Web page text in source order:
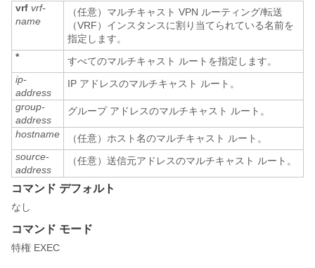
vrf vrf-
name
（任意）マルチキャスト VPN ルーティング/転送
（VRF）インスタンスに割り当てられている名前を
指定します。
*
すべてのマルチキャスト ルートを指定します。
ip-
address
IP アドレスのマルチキャスト ルート。
group-
address
グループ アドレスのマルチキャスト ルート。
hostname
（任意）ホスト名のマルチキャスト ルート。
source-
address
（任意）送信元アドレスのマルチキャスト ルート。
コマンド デフォルト
なし
コマンド モード
特権 EXEC